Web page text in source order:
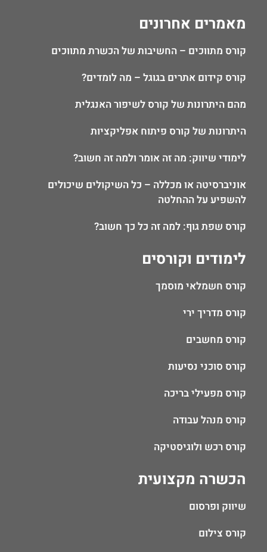
הכשרה מקצועית
שיווק ופרסום
קורס צילום
לימודים וקורסים
קורס חשמלאי מוסמך
קורס מדריך ירי
קורס מחשבים
קורס סוכני נסיעות
קורס מפעילי בריכה
קורס מנהל עבודה
קורס רכש ולוגיסטיקה
מאמרים אחרונים
קורס מתווכים – החשיבות של הכשרת מתווכים
קורס קידום אתרים בגוגל – מה לומדים?
מהם היתרונות של קורס לשיפור האנגלית
היתרונות של קורס פיתוח אפליקציות
לימודי שיווק: מה זה אומר ולמה זה חשוב?
אוניברסיטה או מכללה – כל השיקולים שיכולים
להשפיע על ההחלטה
קורס שפת גוף: למה זה כל כך חשוב?